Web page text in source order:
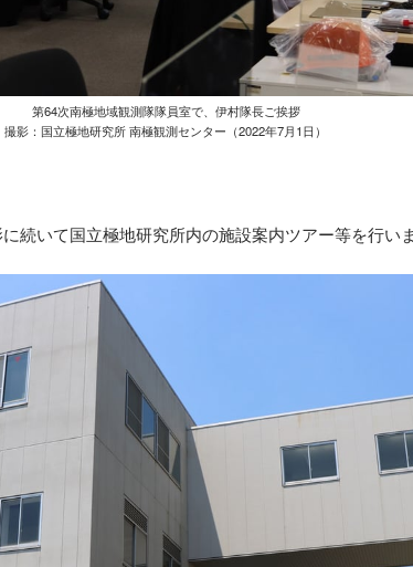
第64次南極地域観測隊隊員室で、伊村隊長ご挨拶
撮影：国立極地研究所 南極観測センター（2022年7月1日）
続いて国立極地研究所内の施設案内ツアー等を行い